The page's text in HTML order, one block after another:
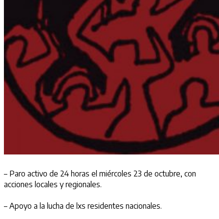
– Paro activo de 24 horas el miércoles 23 de octubre, con
acciones locales y regionales.
– Apoyo a la lucha de lxs residentes nacionales.